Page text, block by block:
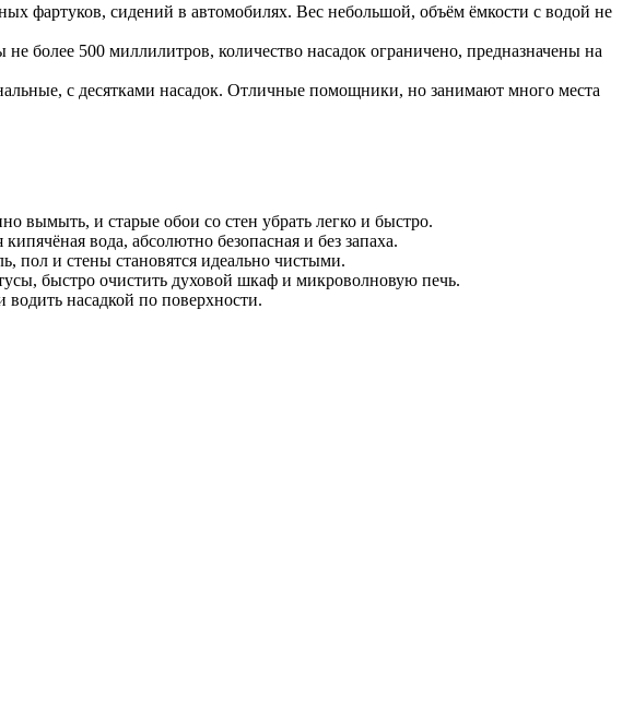
фартуков, сидений в автомобилях. Вес небольшой, объём ёмкости с водой не
500 миллилитров, количество насадок ограничено, предназначены на
с десятками насадок. Отличные помощники, но занимают много места
вымыть, и старые обои со стен убрать легко и быстро.
вода, абсолютно безопасная и без запаха.
пол и стены становятся идеально чистыми.
быстро очистить духовой шкаф и микроволновую печь.
водить насадкой по поверхности.